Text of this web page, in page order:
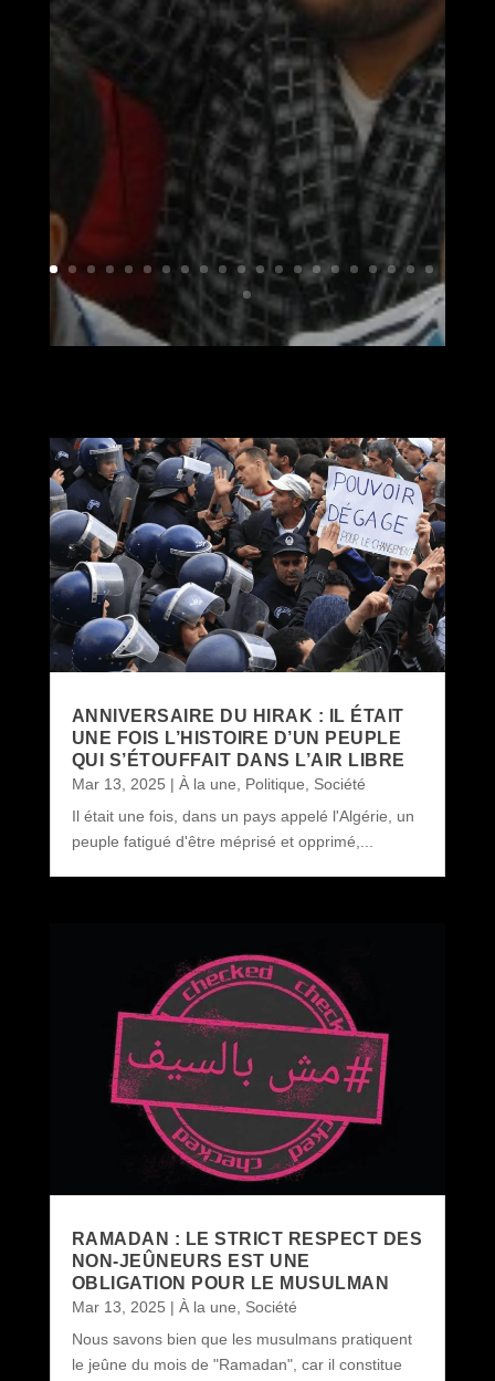
ANNIVERSAIRE DU HIRAK : IL ÉTAIT
UNE FOIS L’HISTOIRE D’UN PEUPLE
QUI S’ÉTOUFFAIT DANS L’AIR LIBRE
Mar 13, 2025 | À la une, Politique, Société
Il était une fois, dans un pays appelé l'Algérie, un
peuple fatigué d'être méprisé et opprimé,...
RAMADAN : LE STRICT RESPECT DES
NON-JEÛNEURS EST UNE
OBLIGATION POUR LE MUSULMAN
Mar 13, 2025 | À la une, Société
Nous savons bien que les musulmans pratiquent
le jeûne du mois de "Ramadan", car il constitue